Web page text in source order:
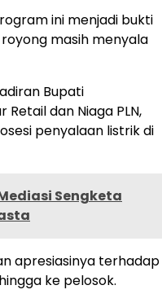
ini menjadi bukti
masih menyala
Bupati
dan Niaga PLN,
penyalaan listrik di
Sengketa
apresiasinya terhadap
ke pelosok.